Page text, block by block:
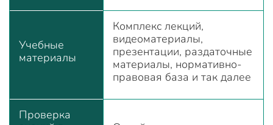
Учебные
материалы
Комплекс лекций,
видеоматериалы,
презентации, раздаточные
материалы, нормативно-
правовая база и так далее
Проверка